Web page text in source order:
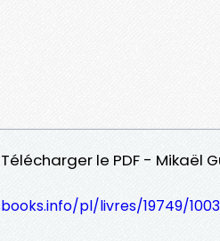
le PDF - Mikaël
pl/livres/19749/1003